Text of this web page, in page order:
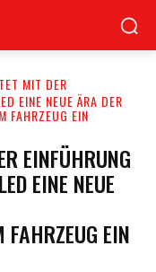
MIT DER
EINE NEUE ÄRA DER
FAHRZEUG EIN
EINFÜHRUNG
EINE NEUE
EIN